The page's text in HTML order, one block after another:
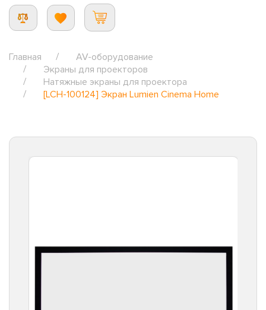
Главная
AV-оборудование
Экраны для проекторов
Натяжные экраны для проектора
[LCH-100124] Экран Lumien Cinema Home